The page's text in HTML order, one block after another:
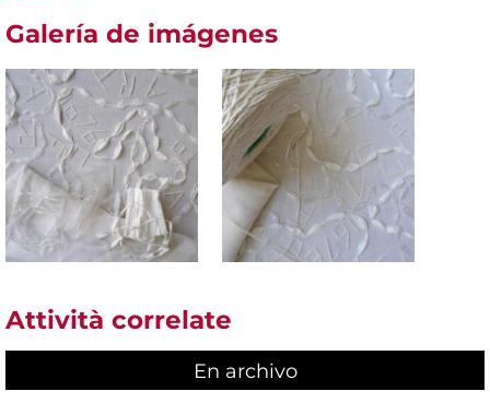
Galería de imágenes
Attività correlate
En archivo